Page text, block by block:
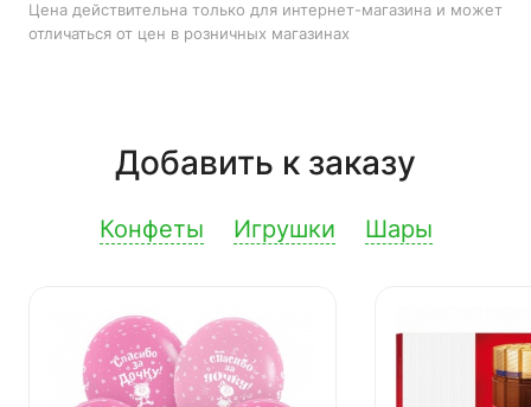
Цена действительна только для интернет-магазина и может
отличаться от цен в розничных магазинах
Добавить к заказу
Конфеты Игрушки Шары